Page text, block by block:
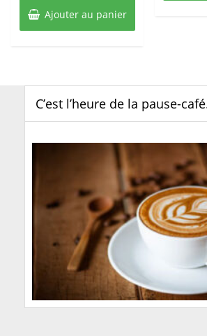
Ajouter au panier
C’est l’heure de la pause-